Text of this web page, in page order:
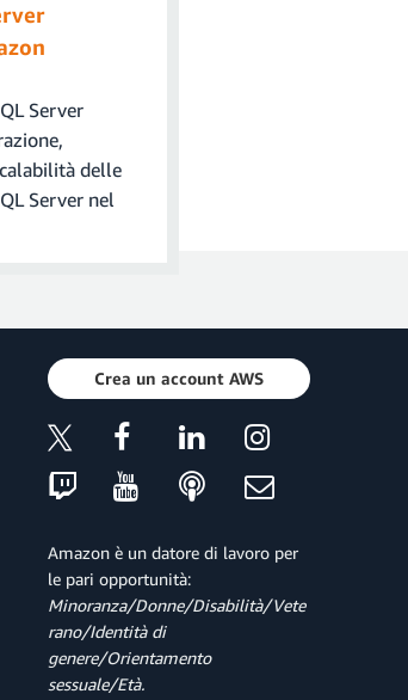
:
uno
Server
delle
Server nel
Crea un account AWS
Amazon è un datore di lavoro per
le pari opportunità:
Minoranza/Donne/Disabilità/Vete
rano/Identità di
genere/Orientamento
sessuale/Età.